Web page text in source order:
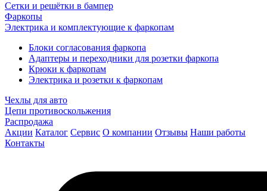
Сетки и решётки в бампер
Фаркопы
Электрика и комплектующие к фаркопам
Блоки согласования фаркопа
Адаптеры и переходники для розетки фаркопа
Крюки к фаркопам
Электрика и розетки к фаркопам
Чехлы для авто
Цепи противоскольжения
Распродажа
Акции Каталог Сервис О компании Отзывы Наши работы
Контакты